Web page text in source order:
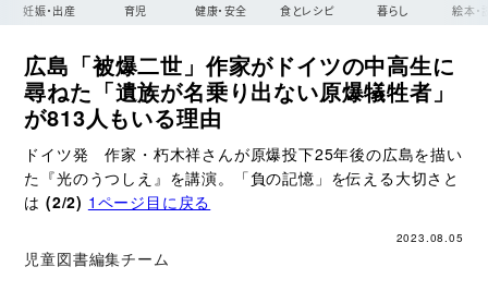
妊娠・出産 育児 健康・安全 食とレシピ 暮らし 絵本・
広島「被爆二世」作家がドイツの中高生に
尋ねた「遺族が名乗り出ない原爆犠牲者」
が813人もいる理由
ドイツ発 作家・朽木祥さんが原爆投下25年後の広島を描い
た『光のうつしえ』を講演。「負の記憶」を伝える大切さと
は(2/2) 1ページ目に戻る
2023.08.05
児童図書編集チーム